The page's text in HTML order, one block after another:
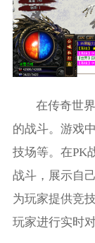
在传奇世
的战斗。游戏
技场等。在PK
战斗，展示自
为玩家提供竞
玩家进行实时